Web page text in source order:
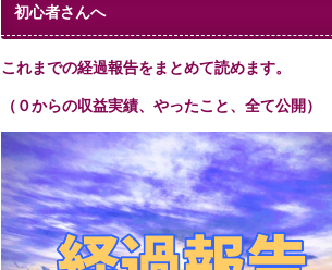
初心者さんへ
これまでの経過報告をまとめて読めます。
（０からの収益実績、やったこと、全て公開）